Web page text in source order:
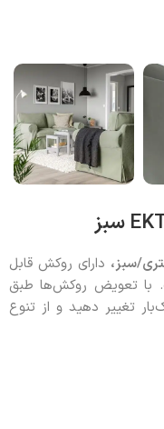
سبز، دارای روکش قابل‌
با تعویض روکش‌ها طبق
تغییر دهید و از تنوع